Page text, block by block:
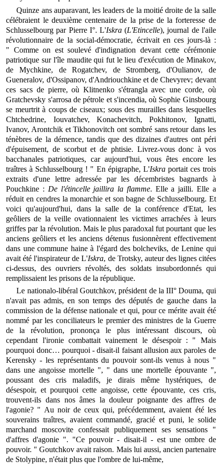
Quinze ans auparavant, les leaders de la moitié droite de la salle
célébraient le deuxième centenaire de la prise de la forteresse de
Schlusselbourg par Pierre I°. L'Iskra (L'Etincelle), journal de l'aile
révolutionnaire de la social-démocratie, écrivait en ces jours-là :
" Comme on est soulevé d'indignation devant cette cérémonie
patriotique sur l'île maudite qui fut le lieu d'exécution de Minakov,
de Mychkine, de Rogatchev, de Stromberg, d'Oulianov, de
Gueneralov, d'Ossipanov, d'Andriouchkine et de Chevyrev; devant
ces sacs de pierre, où Klitnenko s'étrangla avec une corde, où
Gratchevsky s'arrosa de pétrole et s'incendia, où Sophie Ginsbourg
se meurtrit à coups de ciseaux; sous des murailles dans lesquelles
Chtchedrine, Iouvatchev, Konachevitch, Pokhitonov, Ignatti,
Ivanov, Arontchik et Tikhonovitch ont sombré sans retour dans les
ténèbres de la démence, tandis que des dizaines d'autres ont péri
d'épuisement, de scorbut et de phtisie. Livrez-vous donc à vos
bacchanales patriotiques, car aujourd'hui, vous êtes encore les
traîtres à Schlusselbourg ! " En épigraphe, L'Iskraportait ces trois
extraits d'une lettre adressée par les décembristes bagnards à
Pouchkine : De l'étincelle jaillira la flamme. Elle a jailli. Elle a
réduit en cendres la monarchie et son bagne de Schlusselbourg. Et
voici qu'aujourd'hui, dans la salle de la conférence d'Etat, les
geôliers de la veille ovationnaient les victimes arrachées à leurs
griffes par la révolution. Mais le plus paradoxal fut pourtant que les
anciens geôliers et les anciens détenus fusionnèrent effectivement
dans une commune haine à l'égard des bolcheviks, de Lenine qui
avait été l'inspirateur de L'Iskra, de Trotsky, auteur des lignes citées
ci-dessus, des ouvriers révoltés, des soldats insubordonnés qui
remplissaient les prisons de la république.
Le nationalo-libéral Goutchkov, président de la III° Douma, qui
n'avait pas admis, en son temps des députés de gauche dans la
commission de la défense nationale et qui, pour ce mérite avait été
nommé par les conciliateurs le premier des ministres de la Guerre
de la révolution, prononça le plus intéressant discours, où
cependant l'ironie combattait vainement le désespoir : " Mais
pourquoi donc… pourquoi - disait-il faisant allusion aux paroles de
Kerensky - les représentants du pouvoir sont-ils venus à nous "
dans une angoisse mortelle ", " dans une mortelle épouvante ",
poussant des cris maladifs, je dirais même hystériques, de
désespoir, et pourquoi cette angoisse, cette épouvante, ces cris,
trouvent-ils dans nos âmes la douleur poignante des affres de
l'agonie? " Au noir de ceux qui, précédemment, avaient été les
souverains traîtres, avaient commandé, gracié et puni, le solide
marchand moscovite confessait publiquement ses sensations "
d'affres d'agonie ". "Ce pouvoir - disait-il - est une ombre de
pouvoir. " Goutchkov avait raison. Mais lui aussi, ancien partenaire
de Stolypine, n'était plus que l'ombre de lui-même,